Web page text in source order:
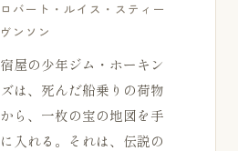
ロバート・ルイス・スティー
ヴンソン
宿屋の少年ジム・ホーキン
ズは、死んだ船乗りの荷物
から、一枚の宝の地図を手
に入れる。それは、伝説の